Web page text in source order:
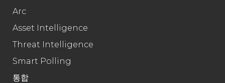
Arc
Asset Intelligence
Threat Intelligence
Smart Polling
통합